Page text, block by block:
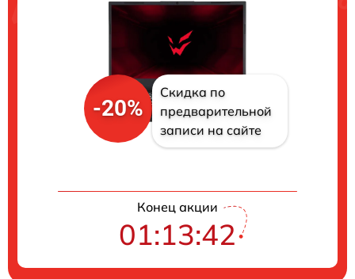
-20%
Скидка по
предварительной
записи на сайте
Конец акции
01:13:41